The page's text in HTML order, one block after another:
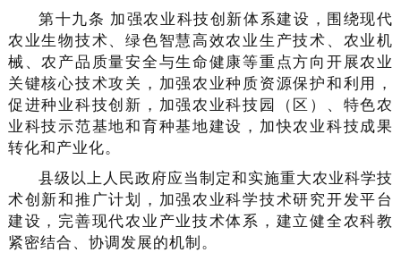
第十九条 加强农业科技创新体系建设，围绕现代
农业生物技术、绿色智慧高效农业生产技术、农业机
械、农产品质量安全与生命健康等重点方向开展农业
关键核心技术攻关，加强农业种质资源保护和利用，
促进种业科技创新，加强农业科技园（区）、特色农
业科技示范基地和育种基地建设，加快农业科技成果
转化和产业化。
县级以上人民政府应当制定和实施重大农业科学技
术创新和推广计划，加强农业科学技术研究开发平台
建设，完善现代农业产业技术体系，建立健全农科教
紧密结合、协调发展的机制。